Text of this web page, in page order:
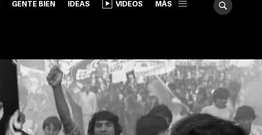
GENTE BIEN IDEAS VIDEOS MÁS